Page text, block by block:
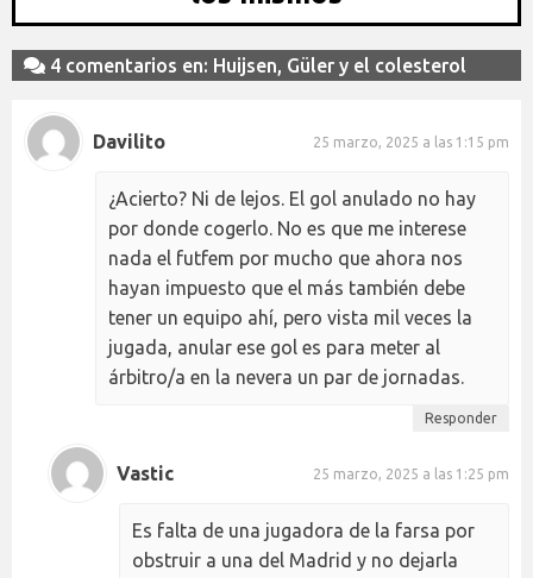
4 comentarios en: Huijsen, Güler y el colesterol
Davilito 25 marzo, 2025 a las 1:15 pm
¿Acierto? Ni de lejos. El gol anulado no hay
por donde cogerlo. No es que me interese
nada el futfem por mucho que ahora nos
hayan impuesto que el más también debe
tener un equipo ahí, pero vista mil veces la
jugada, anular ese gol es para meter al
árbitro/a en la nevera un par de jornadas.
Responder
Vastic 25 marzo, 2025 a las 1:25 pm
Es falta de una jugadora de la farsa por
obstruir a una del Madrid y no dejarla